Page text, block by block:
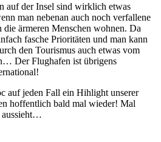
auf der Insel sind wirklich etwas
man nebenan auch noch verfallene
die ärmeren Menschen wohnen. Da
fasche Prioritäten und man kann
den Tourismus auch etwas vom
Der Flughafen ist übrigens
auf jeden Fall ein Hihlight unserer
hoffentlich bald mal wieder! Mal
aussieht…